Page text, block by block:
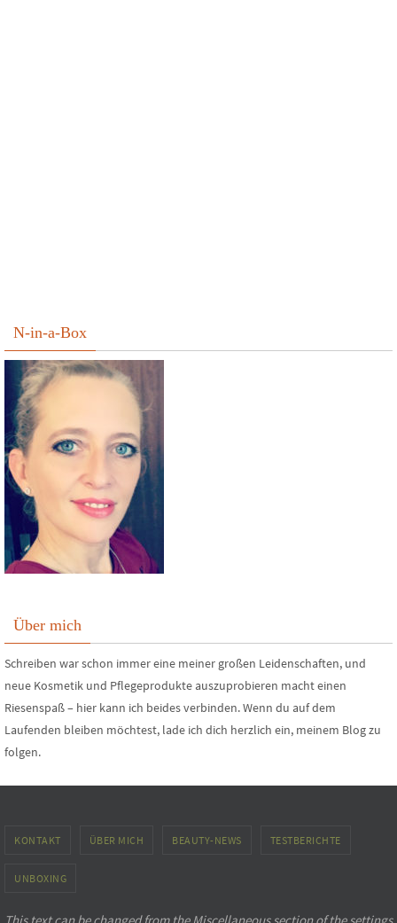
N-in-a-Box
Über mich
Schreiben war schon immer eine meiner großen Leidenschaften, und
neue Kosmetik und Pflegeprodukte auszuprobieren macht einen
Riesenspaß – hier kann ich beides verbinden. Wenn du auf dem
Laufenden bleiben möchtest, lade ich dich herzlich ein, meinem Blog zu
folgen.
KONTAKT ÜBER MICH BEAUTY-NEWS TESTBERICHTE
UNBOXING